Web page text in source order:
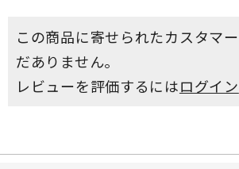
この商品に寄せられたカスタマ
だありません。
レビューを評価するにはログイン